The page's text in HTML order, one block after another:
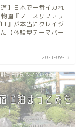
道】日本で一番イカれ
園『ノースサファリ
』が本当にクレイジ
【体験型テーマパー
2021-09-13